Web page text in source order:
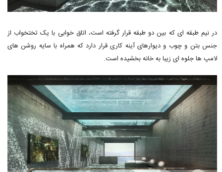
در نیم طبقه ای که بین دو طبقه قرار گرفته است، اتاق خوابی با یک تختخواب از
جنس بتن و چوب و دیوارهای آینه کاری قرار دارد که همراه با سایه روشن های
لامپ ها جلوه ای زیبا به خانه بخشیده است.